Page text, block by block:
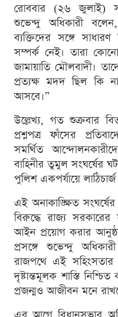
রোববার (২৬ জুলাই)
শুভেন্দু অধিকারী
ব্যক্তিদের সঙ্গে
সম্পর্ক নেই। তারা
জামায়াতি মৌলবাদী।
প্রত্যক্ষ মদদ ছিল কি
আসবে।”
উল্লেখ্য, গত শুক্রবার
প্রশ্নপত্র ফাঁসের
সমর্থিত
বাহিনীর তুমুল সংঘর্ষের
পুলিশ একপর্যায়ে
এই অনাকাঙ্ক্ষিত
বিরুদ্ধে রাজ্য সরকারের
আইন প্রয়োগ করার
প্রসঙ্গে শুভেন্দু
রাজপথে এই
দৃষ্টান্তমূলক শাস্তি
প্রজন্মও আজীবন মনে